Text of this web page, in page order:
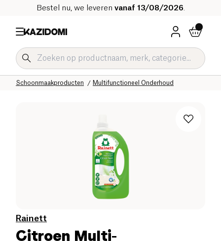
Bestel nu, we leveren vanaf 13/08/2026
Multifunctioneel Onderhoud
Schoonmaakproducten
Huis
Onze biologische catalogus
Home
Rainett
Citroen Multi-